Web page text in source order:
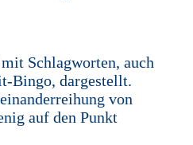
Schlagworten, auch
Bingo, dargestellt.
von
auf den Punkt